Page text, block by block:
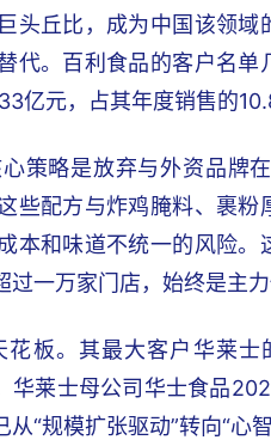
头丘比，成为中国该领域
代。百利食品的客户名
亿元，占其年度销售的
策略是放弃与外资品牌
些配方与炸鸡腌料、裹
本和味道不统一的风险
一万家门店，始终是主力
板。其最大客户华莱
莱士母公司华士食品
“规模扩张驱动”转向“